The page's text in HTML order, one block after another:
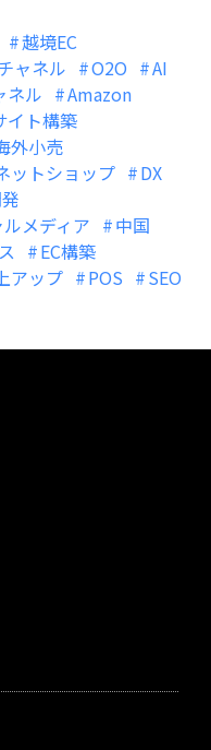
越境EC
ャネル O2O
AI
ネル
Amazon
イト構築
外小売
ットショップ
DX
メディア
中国
EC構築
アップ POS
SEO